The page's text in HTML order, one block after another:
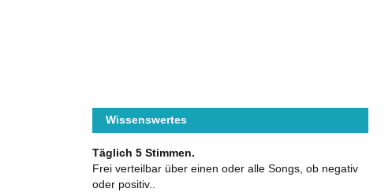
Wissenswertes
Täglich 5 Stimmen.
Frei verteilbar über einen oder alle Songs, ob negativ
oder positiv..